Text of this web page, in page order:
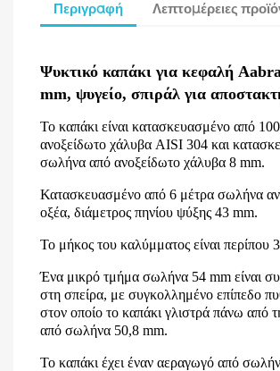
Περιγραφή Λεπτομέρειες
Ψυκτικό καπάκι για κεφαλή
mm, ψυγείο, σπιράλ για
Το καπάκι είναι κατασκευασμένο από
ανοξείδωτο χάλυβα AISI 304 και
σωλήνα από ανοξείδωτο χάλυβα 8 mm.
Κατασκευασμένο από 6 μέτρα σωλήνα
οξέα, διάμετρος πηνίου ψύξης 43 mm.
Το μήκος του καλύμματος είναι περίπου
Ένα μικρό τμήμα σωλήνα 54 mm είναι
στη σπείρα, με συγκολλημένο επίπεδο
στον οποίο το καπάκι γλιστρά πάνω από
από σωλήνα 50,8 mm.
Το καπάκι έχει έναν αεραγωγό από